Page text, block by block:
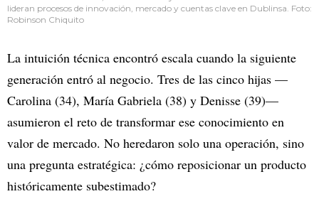
lideran procesos de innovación, mercado y cuentas clave en Dublinsa. Foto:
Robinson Chiquito
La intuición técnica encontró escala cuando la siguiente
generación entró al negocio. Tres de las cinco hijas —
Carolina (34), María Gabriela (38) y Denisse (39)—
asumieron el reto de transformar ese conocimiento en
valor de mercado. No heredaron solo una operación, sino
una pregunta estratégica: ¿cómo reposicionar un producto
históricamente subestimado?